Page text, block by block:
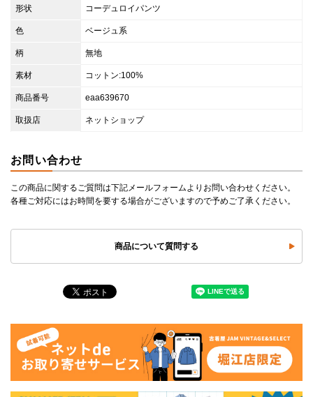
形状 コーデュロイパンツ
色 ベージュ系
柄 無地
素材 コットン:100%
商品番号 eaa639670
取扱店 ネットショップ
お問い合わせ
この商品に関するご質問は下記メールフォームよりお問い合わせください。
各種ご対応にはお時間を要する場合がございますので予めご了承ください。
商品について質問する